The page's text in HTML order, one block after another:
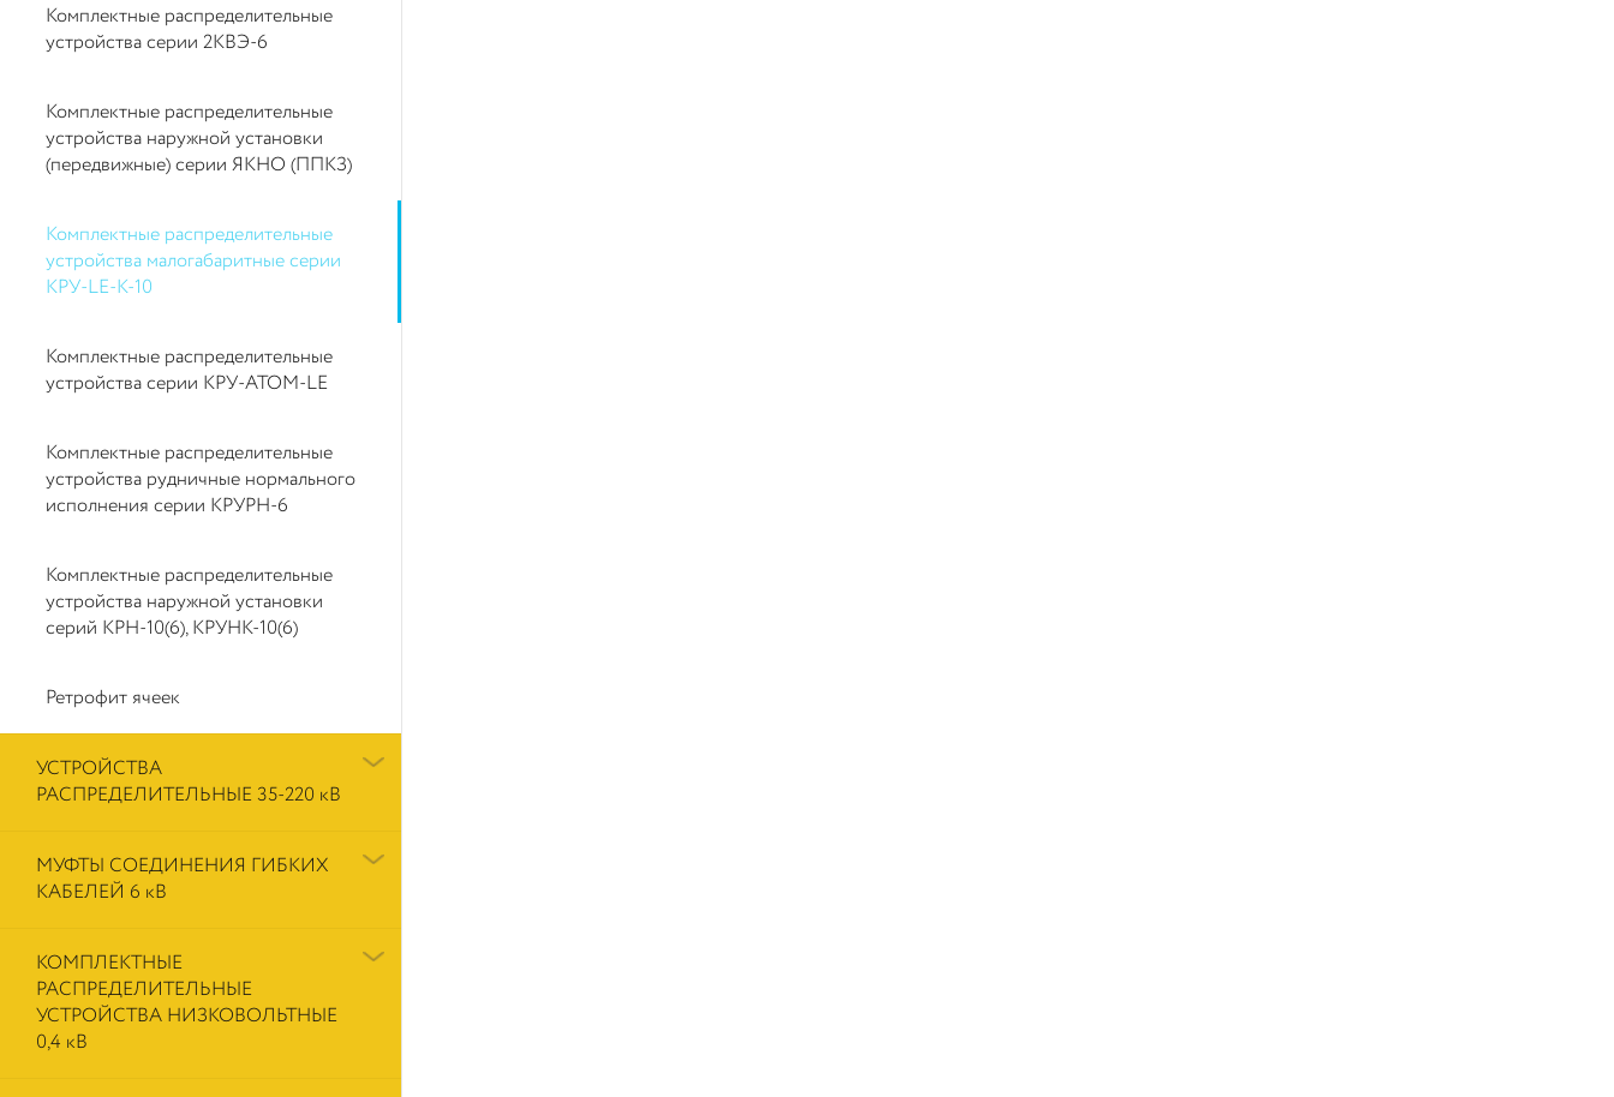
Комплектные распределительные
устройства серии 2КВЭ-6
Комплектные распределительные
устройства наружной установки
(передвижные) серии ЯКНО (ППКЗ)
Комплектные распределительные
устройства малогабаритные серии
КРУ-LE-K-10
Комплектные распределительные
устройства серии КРУ-АТОМ-LE
Комплектные распределительные
устройства рудничные нормального
исполнения серии КРУРН-6
Комплектные распределительные
устройства наружной установки
серий КРН-10(6), КРУНК-10(6)
Ретрофит ячеек
УСТРОЙСТВА
РАСПРЕДЕЛИТЕЛЬНЫЕ 35-220 кВ
МУФТЫ СОЕДИНЕНИЯ ГИБКИХ
КАБЕЛЕЙ 6 кВ
КОМПЛЕКТНЫЕ
РАСПРЕДЕЛИТЕЛЬНЫЕ
УСТРОЙСТВА НИЗКОВОЛЬТНЫЕ
0,4 кВ